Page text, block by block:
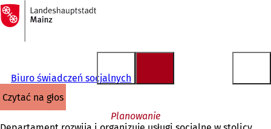
Przejdź do treści
Do
strony
głównej
Biuro świadczeń socjalnych
czytać na głos
Planowanie